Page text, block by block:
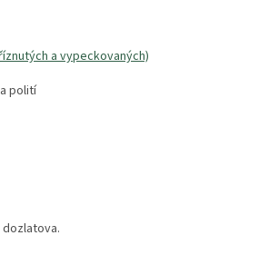
a vypeckovaných)
polití